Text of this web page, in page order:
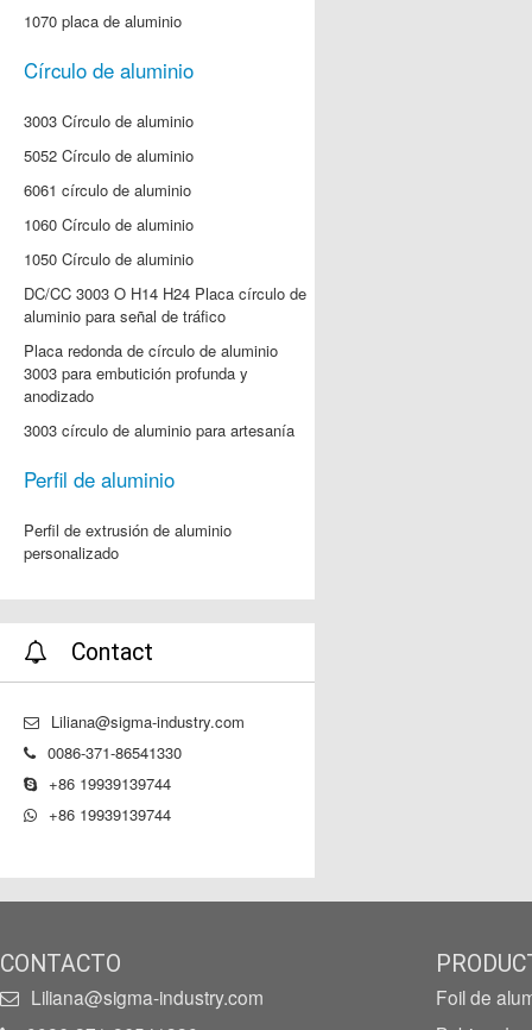
1070 placa de aluminio
Círculo de aluminio
3003 Círculo de aluminio
5052 Círculo de aluminio
6061 círculo de aluminio
1060 Círculo de aluminio
1050 Círculo de aluminio
DC/CC 3003 O H14 H24 Placa círculo de
aluminio para señal de tráfico
Placa redonda de círculo de aluminio
3003 para embutición profunda y
anodizado
3003 círculo de aluminio para artesanía
Perfil de aluminio
Perfil de extrusión de aluminio
personalizado
Contact
Liliana@sigma-industry.com
0086-371-86541330
+86 19939139744
+86 19939139744
CONTACTO
Liliana@sigma-industry.com
Foil de